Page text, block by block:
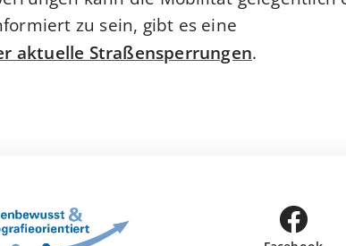
zu sein, gibt es eine
aktuelle Straßensperrungen.